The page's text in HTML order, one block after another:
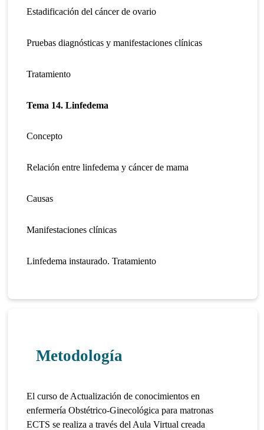
Estadificación del cáncer de ovario
Pruebas diagnósticas y manifestaciones clínicas
Tratamiento
Tema 14. Linfedema
Concepto
Relación entre linfedema y cáncer de mama
Causas
Manifestaciones clínicas
Linfedema instaurado. Tratamiento
Metodología
El curso de Actualización de conocimientos en
enfermería Obstétrico-Ginecológica para matronas
ECTS se realiza a través del Aula Virtual creada